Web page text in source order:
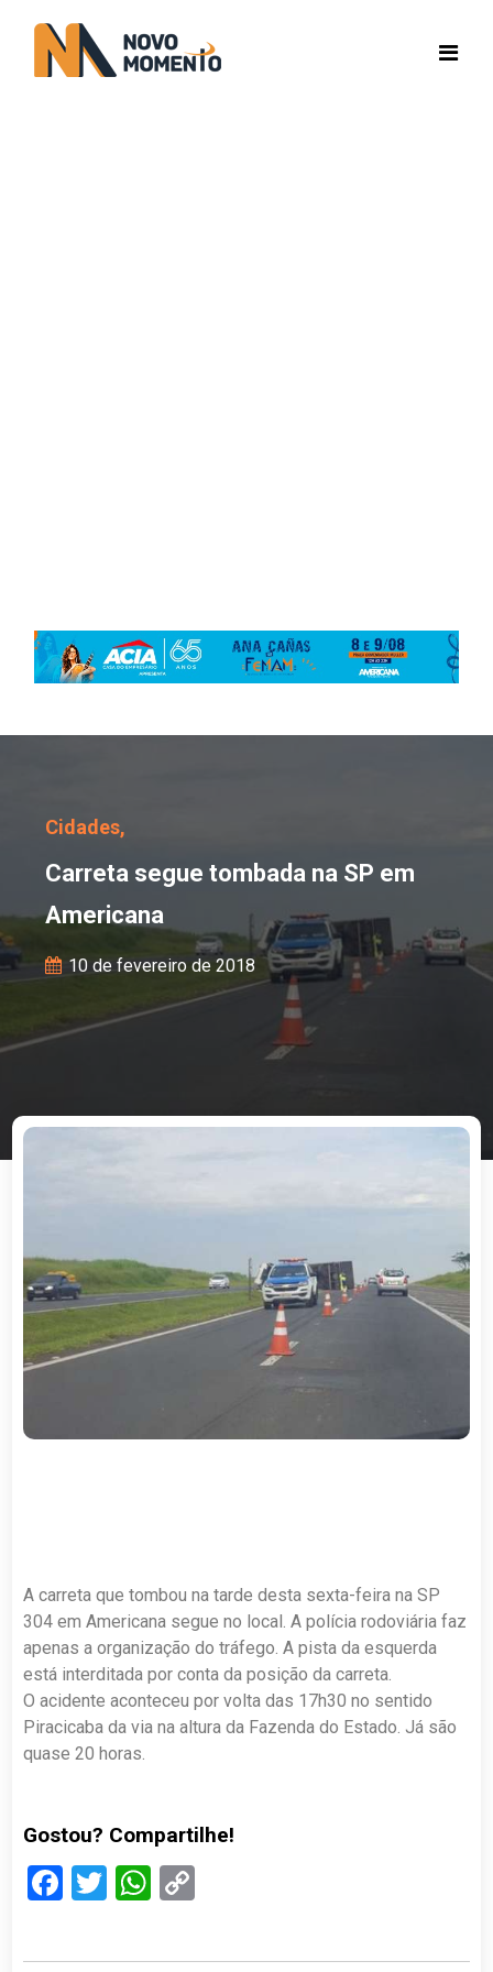
Cidades,
Carreta segue tombada na SP em
Americana
10 de fevereiro de 2018
A carreta que tombou na tarde desta sexta-feira na SP
304 em Americana segue no local. A polícia rodoviária faz
apenas a organização do tráfego. A pista da esquerda
está interditada por conta da posição da carreta.
O acidente aconteceu por volta das 17h30 no sentido
Piracicaba da via na altura da Fazenda do Estado. Já são
quase 20 horas.
Gostou? Compartilhe!
Facebook
TwitterWhatsApp